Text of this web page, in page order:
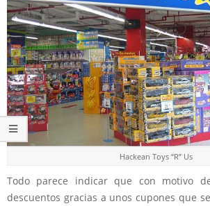
Hackean Toys “R” Us
Todo parece indicar que con motivo
descuentos gracias a unos cupones que